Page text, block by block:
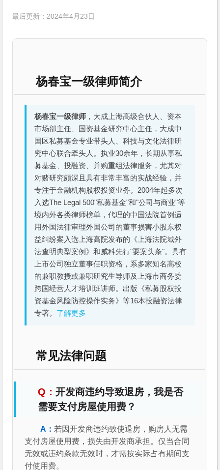
最后更新：2024年4月23日
杨春宝一级律师简介
杨春宝一级律师 ，大成上海高级合伙人、资本
市场部主任、国资基金研究中心主任，大成中
国区私募基金专业带头人、科技与文化法律研
究中心联合牵头人。执业30余年，长期从事私
募基金、投融资、并购重组法律服务，尤其对
对赌研究颇深且具有非常丰富的实战经验，并
专注于金融机构股权投资业务。2004年起多次
入选The Legal 500"私募基金"和"公司与商业"等
境内外各类律师榜单，代理的中国法院首例适
用外国法律审理外国公司的董事损害小股东权
益纠纷案入选上海高院发布的《上海法院域外
法查明典型案例》和威科先行"要案头条"。具有
上市公司独立董事任职资格，系多家知名高校
的兼职教授或兼职研究生导师及上海市商务委
跨国经营人才培训班讲师。出版《私募股权投
资基金风险防控操作实务》等16本投融资法律
专著。 了解更多
常见法律问题
开发商违约导致退房，我是否
需要支付房屋使用费？
若因开发商违约致使退房，购房人无需
支付房屋使用费，损失由开发商承担。仅当合同
无效或违约条款无效时，才需按实际占有期间支
付使用费。